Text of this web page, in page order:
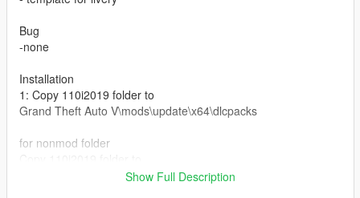
Bug
-none
Installation
1: Copy 110i2019 folder to
Grand Theft Auto V\mods\update\x64\dlcpacks
for nonmod folder
Grand Theft Auto V\update\x64\dlcpacks
Show Full Description